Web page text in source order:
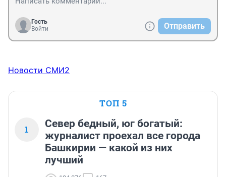
Гость
Войти
Отправить
Новости СМИ2
ТОП 5
1
Север бедный, юг богатый:
журналист проехал все города
Башкирии — какой из них
лучший